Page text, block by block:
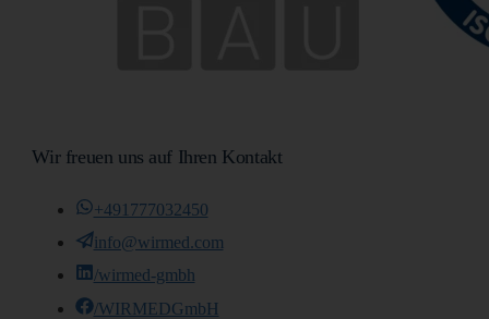
Wir freuen uns auf Ihren Kontakt
+491777032450
info@wirmed.com
/wirmed-gmbh
/WIRMEDGmbH